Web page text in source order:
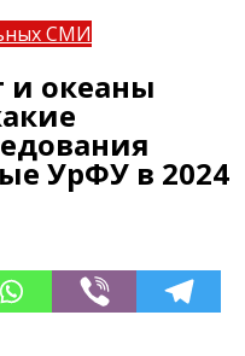
СМИ
и океаны
УрФУ в 2024